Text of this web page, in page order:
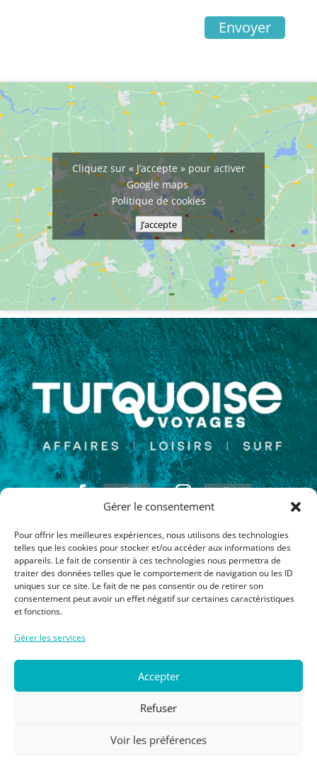
Gérer le consentement
Pour offrir les meilleures expériences, nous utilisons des technologies
telles que les cookies pour stocker et/ou accéder aux informations des
appareils. Le fait de consentir à ces technologies nous permettra de
traiter des données telles que le comportement de navigation ou les ID
uniques sur ce site. Le fait de ne pas consentir ou de retirer son
consentement peut avoir un effet négatif sur certaines caractéristiques
et fonctions.
Gérer les services
Accepter
Refuser
Voir les préférences
Envoyer
Cliquez sur « J’accepte » pour activer
Google maps
Politique de cookies
J’accepte
Follow Follow
Inscrivez-vous à notre newsletter
les lettres d’information de Turquoise Surf Travel. Vous pouvez à tout
moment utiliser le lien de désabonnement intégré dans la newsletter.En
savoir plus sur la gestion de vos données et vos droits
Mentions légales|Politique de confidentialité